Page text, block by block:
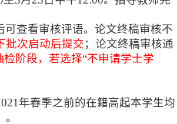
可查看审核评语。论文终稿审核不
批次启动后提交；论文终稿审核通
阶段，若选择“不申请学士学
1 年春季之前的在籍高起本学生均
。